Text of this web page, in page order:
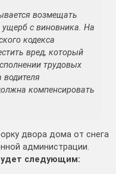
возмещать
ущерб с виновника. На
кодекса
вред, который
трудовых
водителя
компенсировать
двора дома от снега
администрации.
следующим: